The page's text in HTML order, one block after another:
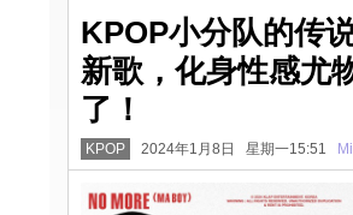
KPOP小分队的传
新歌，化身性感尤
了！
KPOP 2024年1月8日 星期一15:51